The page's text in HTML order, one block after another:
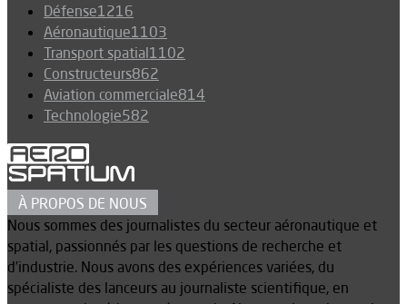
Défense1216
Aéronautique1103
Transport spatial1102
Constructeurs862
Aviation commerciale814
Technologie582
À PROPOS DE NOUS
Nous sommes des journalistes du secteur aéronautique et
spatial, passionnés par les questions de recherche et
d’industrie. Nous avons des expériences variées, du
spécialiste des lanceurs au journaliste scientifique, en